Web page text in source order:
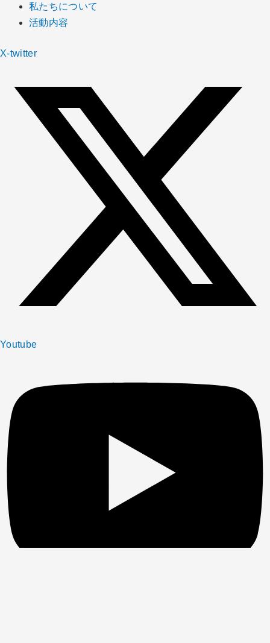
私たちについて
活動内容
X-twitter
Youtube